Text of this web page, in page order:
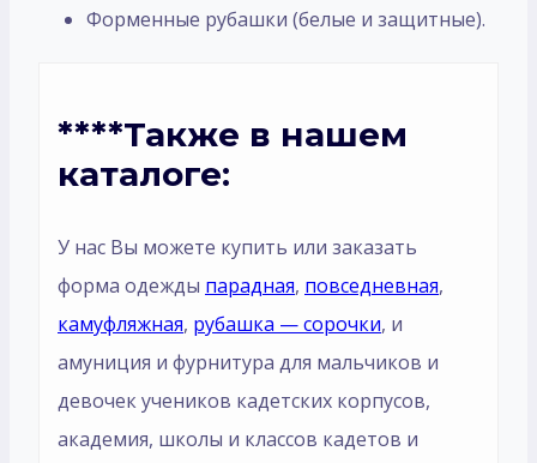
Форменные рубашки (белые и защитные).
****Также в нашем
каталоге:
У нас Вы можете купить или заказать
форма одежды парадная, повседневная,
камуфляжная, рубашка — сорочки, и
амуниция и фурнитура для мальчиков и
девочек учеников кадетских корпусов,
академия, школы и классов кадетов и